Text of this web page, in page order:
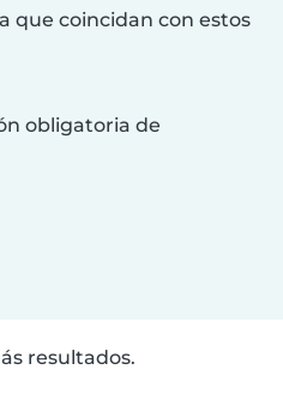
que coincidan con estos
obligatoria de
resultados.